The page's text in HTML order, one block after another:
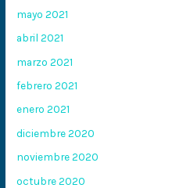
mayo 2021
abril 2021
marzo 2021
febrero 2021
enero 2021
diciembre 2020
noviembre 2020
octubre 2020